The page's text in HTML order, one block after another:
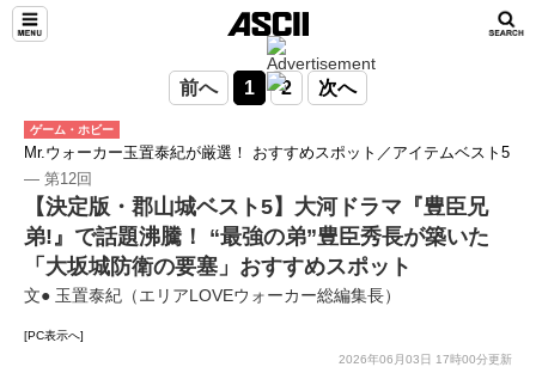
前へ 1 2 次へ
ゲーム・ホビー
Mr.ウォーカー玉置泰紀が厳選！ おすすめスポット／アイテムベスト5
― 第12回
【決定版・郡山城ベスト5】大河ドラマ『豊臣兄
弟!』で話題沸騰！ “最強の弟”豊臣秀長が築いた
「大坂城防衛の要塞」おすすめスポット
文● 玉置泰紀（エリアLOVEウォーカー総編集長）
[PC表示へ]
2026年06月03日 17時00分更新